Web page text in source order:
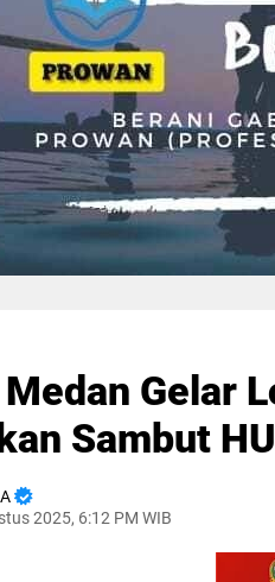
Gelar
Sambut
2025, 6:12 PM WIB